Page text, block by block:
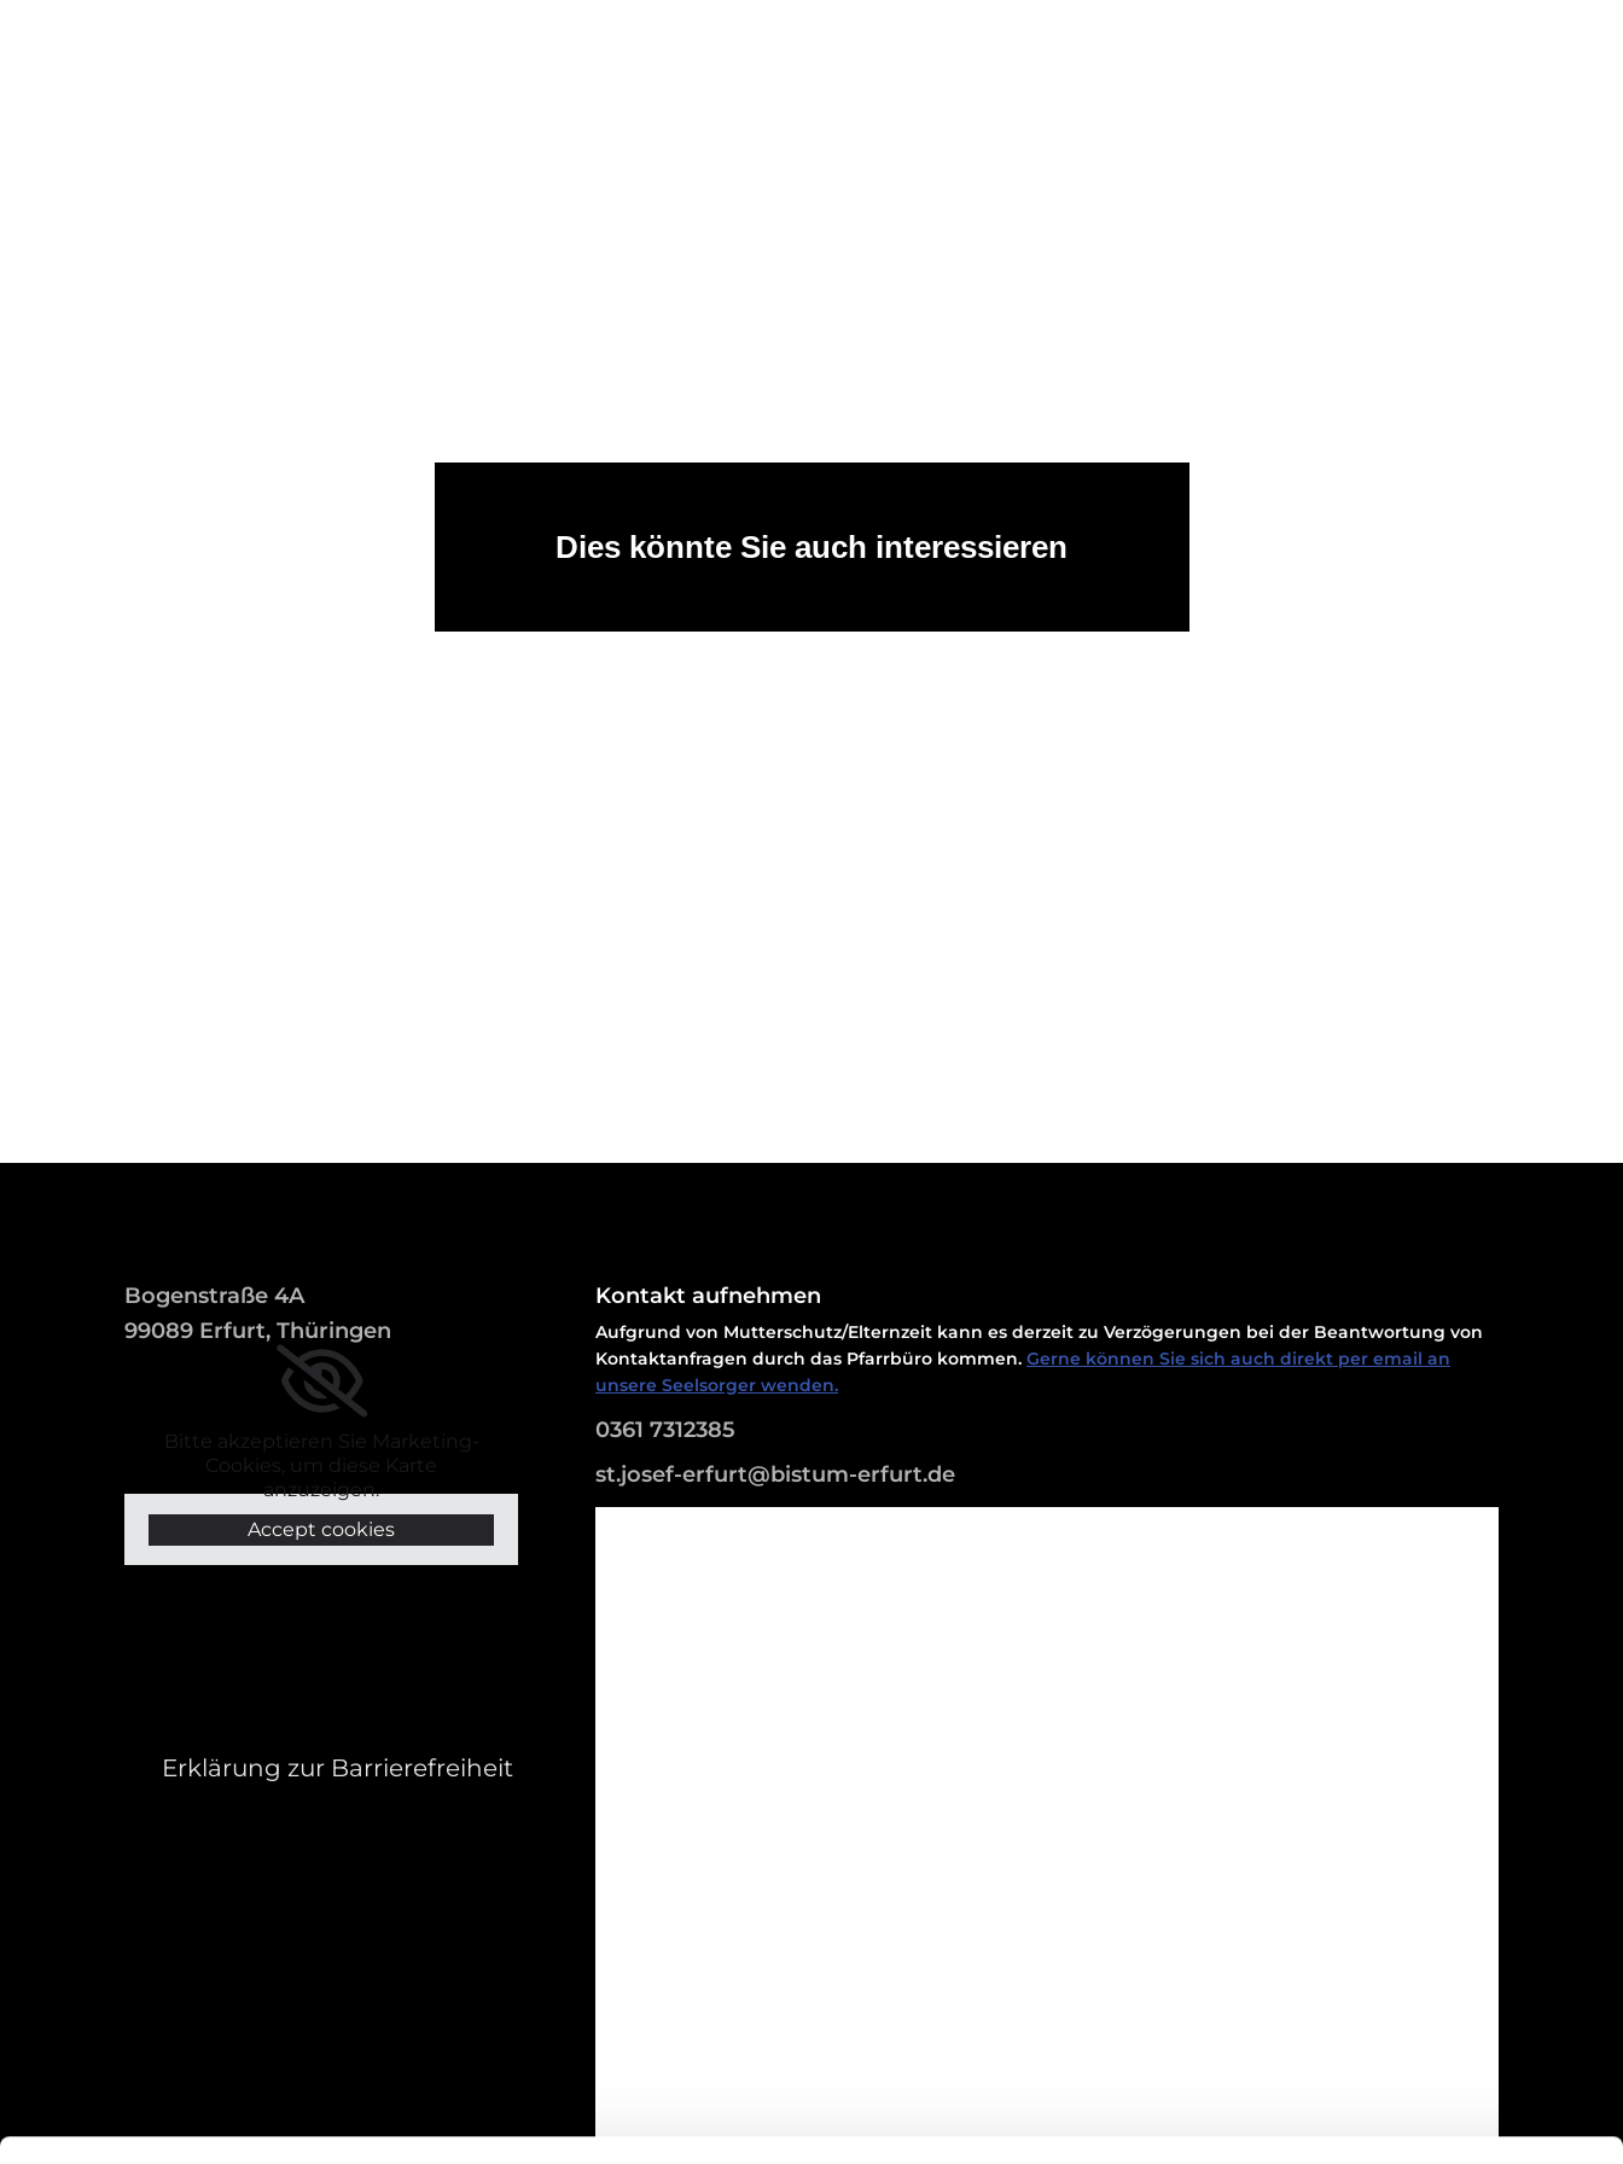
Dies könnte Sie auch interessieren
Bogenstraße 4A
99089 Erfurt, Thüringen
Bitte akzeptieren Sie Marketing-
Cookies, um diese Karte
anzuzeigen.
Accept cookies
Erklärung zur Barrierefreiheit
Kontakt aufnehmen
Aufgrund von Mutterschutz/Elternzeit kann es derzeit zu Verzögerungen bei der Beantwortung von
Kontaktanfragen durch das Pfarrbüro kommen. Gerne können Sie sich auch direkt per email an
unsere Seelsorger wenden.
0361 7312385
st.josef-erfurt@bistum-erfurt.de